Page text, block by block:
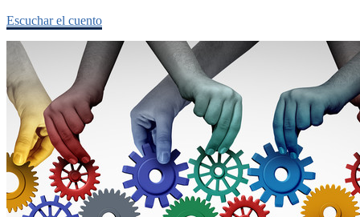
Escuchar el cuento